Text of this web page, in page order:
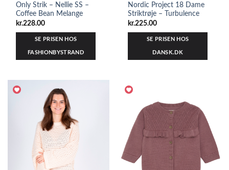
Only Strik – Nellie SS –
Coffee Bean Melange
kr.228.00
SE PRISEN HOS
FASHIONBYSTRAND
Nordic Project 18 Dame
Striktrøje – Turbulence
kr.225.00
SE PRISEN HOS
DANSK.DK